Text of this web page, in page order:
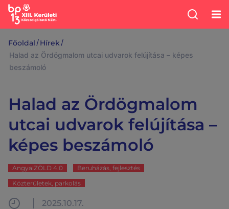
Főoldal /Hírek /
Halad az Ördögmalom utcai udvarok felújítása – képes
beszámoló
Halad az Ördögmalom
utcai udvarok felújítása –
képes beszámoló
AngyalZÖLD 4.0
Beruházás, fejlesztés
Közterületek, parkolás
2025.10.17.